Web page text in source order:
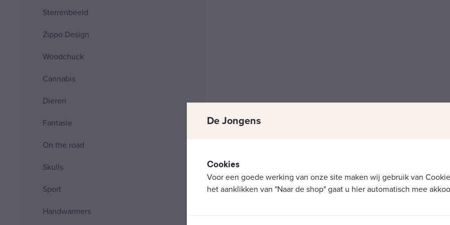
Sterrenbeeld
Zippo Design
Woodchuck
Cannabis
Dieren
Fantasie
On the road
Skulls
Sport
Handwarmers
De Jongens
Cookies
Voor een goede werking van onze site maken wij gebruik van
het aanklikken van "Naar de shop" gaat u hier automatisch mee